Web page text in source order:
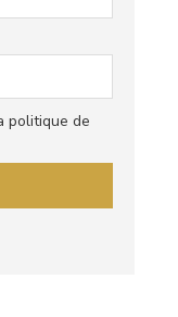
politique de